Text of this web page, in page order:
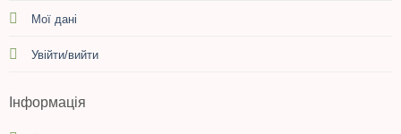
Мої дані
Увійти/вийти
Інформація